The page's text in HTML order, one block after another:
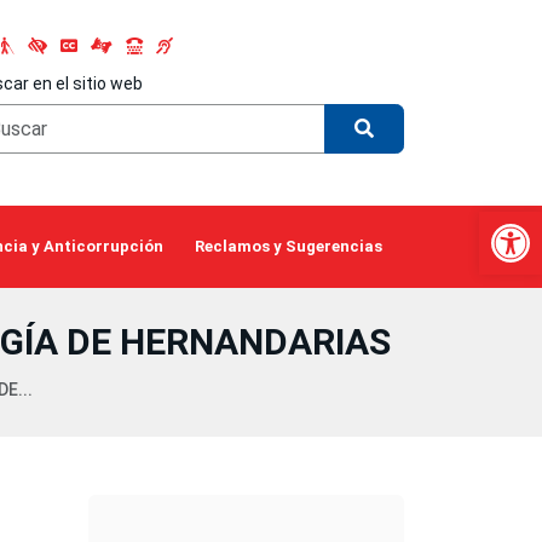
Abrir
en el sitio web
y Anticorrupción Reclamos y Sugerencias
DE HERNANDARIAS